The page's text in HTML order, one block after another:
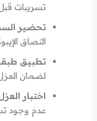
تسريبات
تحضير
التصاق
تطبيق
لضمان العزل
اختبار
عدم وجود